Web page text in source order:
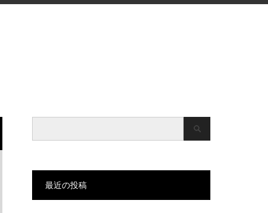
最近の投稿